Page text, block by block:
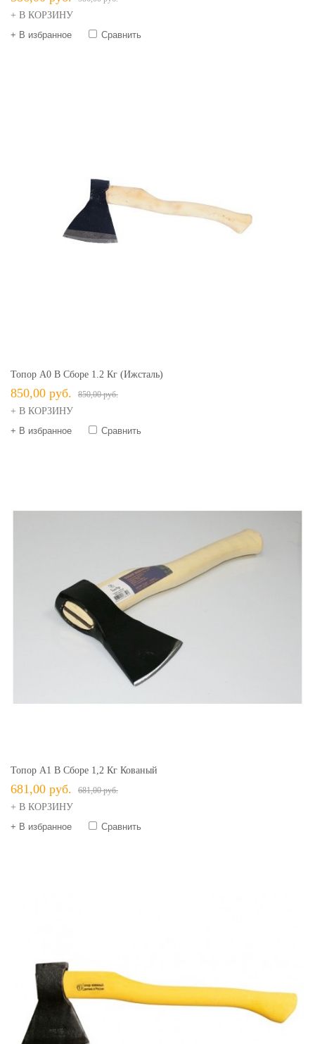
+ В КОРЗИНУ
+ В избранное
Сравнить
Топор А0 В Сборе 1.2 Кг (Ижсталь)
850,00 руб. 850,00 руб.
+ В КОРЗИНУ
+ В избранное
Сравнить
Топор А1 В Сборе 1,2 Кг Кованый
681,00 руб. 681,00 руб.
+ В КОРЗИНУ
+ В избранное
Сравнить